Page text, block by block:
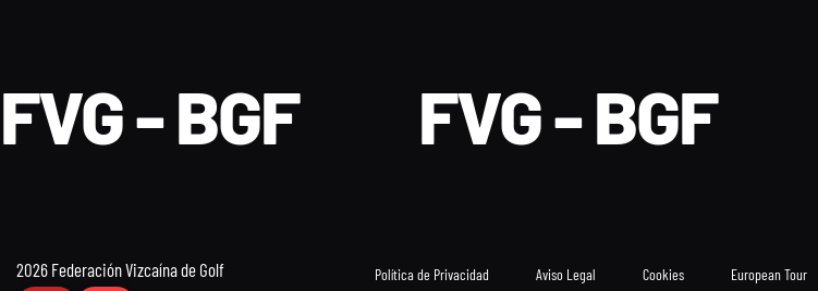
FVG - BGF FVG - BGF
2026 Federación Vizcaína de Golf Política de Privacidad Aviso Legal Cookies European Tour